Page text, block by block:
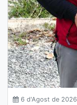
6 d'Agost de 2026